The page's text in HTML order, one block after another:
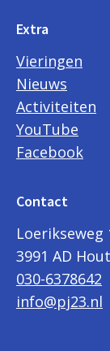
Extra
Vieringen
Nieuws
Activiteiten
YouTube
Facebook
Contact
Loerikseweg
3991 AD
030-6378642
info@pj23.nl